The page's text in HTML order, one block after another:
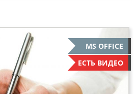
MS OFFICE
ЕСТЬ ВИДЕО